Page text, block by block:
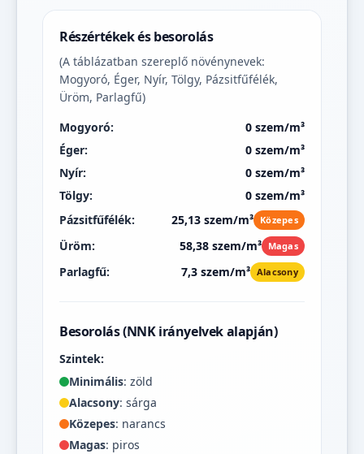
Részértékek és besorolás
(A táblázatban szereplő növénynevek:
Mogyoró, Éger, Nyír, Tölgy, Pázsitfűfélék,
Üröm, Parlagfű)
Mogyoró:
0 szem/m³
Éger:
0 szem/m³
Nyír:
0 szem/m³
Tölgy:
0 szem/m³
Pázsitfűfélék:
25,13 szem/m³ Közepes
Üröm: 58,38 szem/m³ Magas
Parlagfű: 7,3 szem/m³ Alacsony
Besorolás (NNK irányelvek alapján)
Szintek:
Minimális: zöld
Alacsony: sárga
Közepes: narancs
Magas: piros